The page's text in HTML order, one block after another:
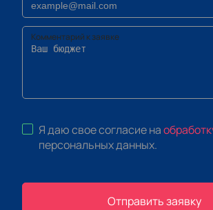
Комментарий к заявке
Я даю свое согласие на
персональных данных.
Отправить заявку